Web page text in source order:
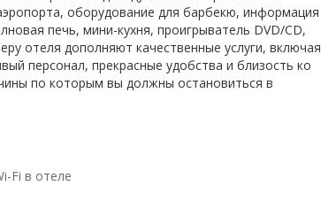
оборудование для барбекю, информация
печь, мини-кухня, проигрыватель DVD/CD,
отеля дополняют качественные услуги, включая
персонал, прекрасные удобства и близость ко
по которым вы должны остановиться в
Fi в отеле